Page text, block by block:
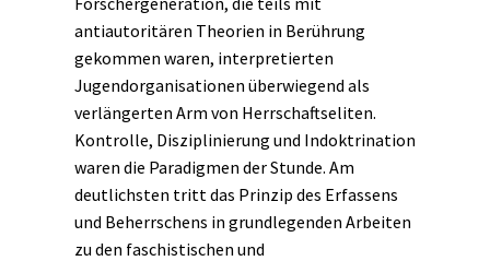
antiautoritären Theorien in Berührung
gekommen waren, interpretierten
Jugendorganisationen überwiegend als
verlängerten Arm von Herrschaftseliten.
Kontrolle, Disziplinierung und Indoktrination
waren die Paradigmen der Stunde. Am
deutlichsten tritt das Prinzip des Erfassens
und Beherrschens in grundlegenden Arbeiten
zu den faschistischen und